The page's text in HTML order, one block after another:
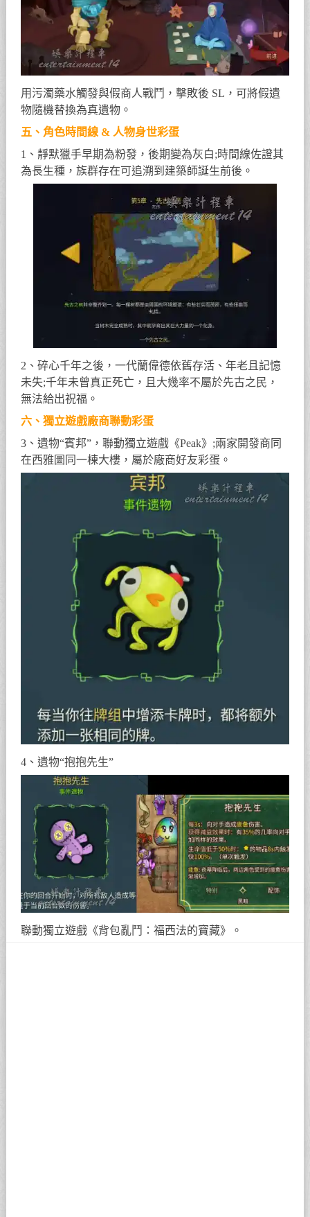
用污濁藥水觸發與假商人戰鬥，擊敗後 SL，可將假遺
物隨機替換為真遺物。
五、角色時間線 & 人物身世彩蛋
1、靜默獵手早期為粉發，後期變為灰白;時間線佐證其
為長生種，族群存在可追溯到建築師誕生前後。
2、碎心千年之後，一代蘭偉德依舊存活、年老且記憶
未失;千年未曾真正死亡，且大幾率不屬於先古之民，
無法給出祝福。
六、獨立遊戲廠商聯動彩蛋
3、遺物“賓邦”，聯動獨立遊戲《Peak》;兩家開發商同
在西雅圖同一棟大樓，屬於廠商好友彩蛋。
4、遺物“抱抱先生”
聯動獨立遊戲《背包亂鬥：福西法的寶藏》。